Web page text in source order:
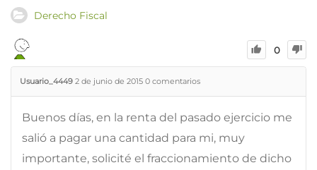
Derecho Fiscal
0
Usuario_4449 2 de junio de 2015 0 comentarios
Buenos días, en la renta del pasado ejercicio me
salió a pagar una cantidad para mi, muy
importante, solicité el fraccionamiento de dicho